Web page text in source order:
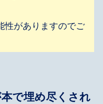
性がありますのでご
で埋め尽くされ